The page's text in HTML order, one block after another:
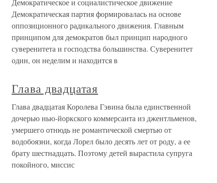
Демократическое и социалистическое движение
Демократическая партия формировалась на основе
оппозиционного радикального движения. Главным
принципом для демократов был принцип народного
суверенитета и господства большинства. Суверенитет
один, он неделим и находится в
Глава двадцатая
Глава двадцатая Королева Гэвина была единственной
дочерью нью-йоркского коммерсанта из джентльменов,
умершего отнюдь не романтической смертью от
водобоязни, когда Лорел было десять лет от роду, а ее
брату шестнадцать. Поэтому детей вырастила супруга
покойного, миссис